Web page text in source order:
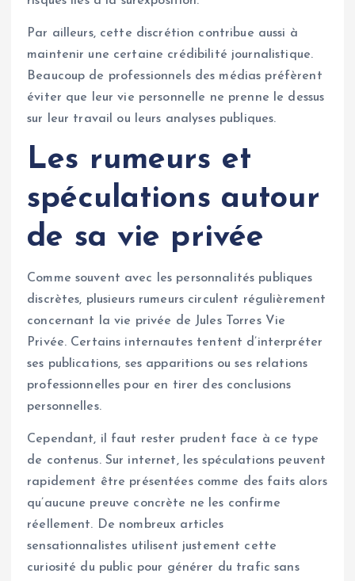
Par ailleurs, cette discrétion contribue aussi à
maintenir une certaine crédibilité journalistique.
Beaucoup de professionnels des médias préfèrent
éviter que leur vie personnelle ne prenne le dessus
sur leur travail ou leurs analyses publiques.
Les rumeurs et
spéculations autour
de sa vie privée
Comme souvent avec les personnalités publiques
discrètes, plusieurs rumeurs circulent régulièrement
concernant la vie privée de Jules Torres Vie
Privée. Certains internautes tentent d’interpréter
ses publications, ses apparitions ou ses relations
professionnelles pour en tirer des conclusions
personnelles.
Cependant, il faut rester prudent face à ce type
de contenus. Sur internet, les spéculations peuvent
rapidement être présentées comme des faits alors
qu’aucune preuve concrète ne les confirme
réellement. De nombreux articles
sensationnalistes utilisent justement cette
curiosité du public pour générer du trafic sans